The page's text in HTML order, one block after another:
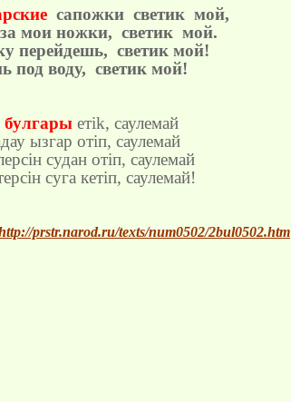
сапожки светик мой,
мои ножки, светик мой.
перейдешь, светик мой!
под воду, светик мой!
булгары етik, саулемай
ызгар отiп, саулемай
iн судан отiп, саулемай
iн суга кетiп, саулемай!
prstr.narod.ru/texts/num0502/2bul0502.htm